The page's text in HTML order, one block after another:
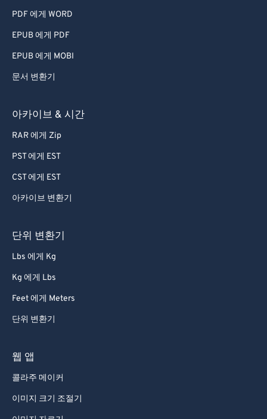
PDF 에게 WORD
EPUB 에게 PDF
EPUB 에게 MOBI
문서 변환기
아카이브 & 시간
RAR 에게 Zip
PST 에게 EST
CST 에게 EST
아카이브 변환기
단위 변환기
Lbs 에게 Kg
Kg 에게 Lbs
Feet 에게 Meters
단위 변환기
웹 앱
콜라주 메이커
이미지 크기 조절기